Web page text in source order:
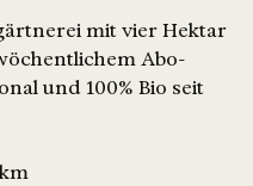
mit vier Hektar
Abo-
und 100% Bio seit